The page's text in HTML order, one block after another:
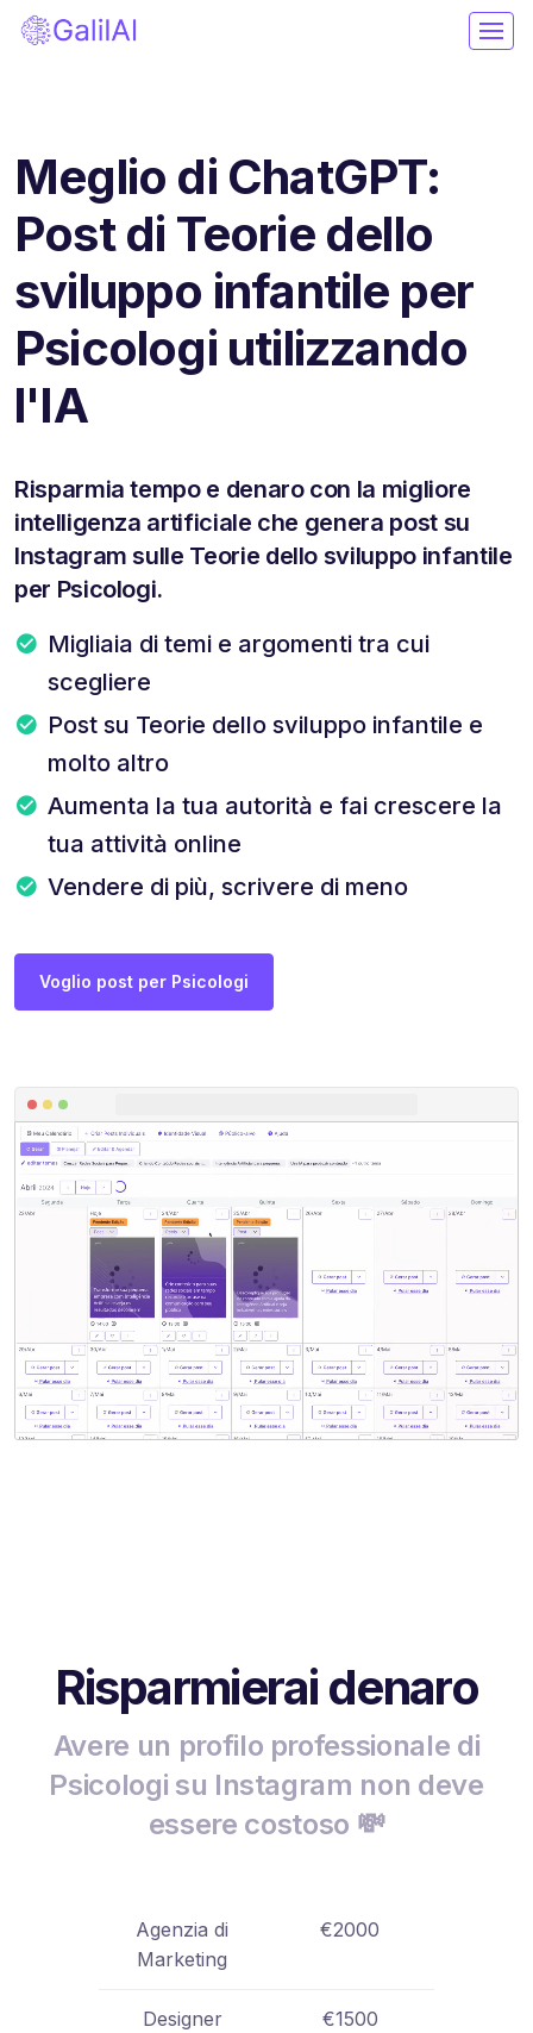
Meglio di ChatGPT:
Post di Teorie dello
sviluppo infantile per
Psicologi utilizzando
l'IA
Risparmia tempo e denaro con la migliore
intelligenza artificiale che genera post su
Instagram sulle Teorie dello sviluppo infantile
per Psicologi.
Migliaia di temi e argomenti tra cui
scegliere
Post su Teorie dello sviluppo infantile e
molto altro
Aumenta la tua autorità e fai crescere la
tua attività online
Vendere di più, scrivere di meno
Voglio post per Psicologi
Risparmierai denaro
Avere un profilo professionale di
Psicologi su Instagram non deve
essere costoso 💸
Agenzia di
Marketing
€2000
Designer €1500